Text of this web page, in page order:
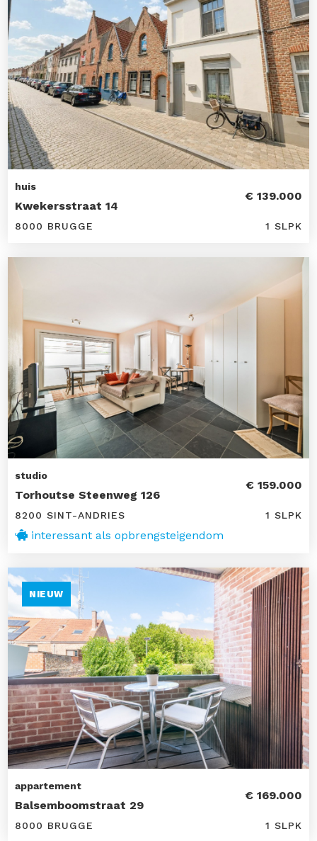
huis
Kwekersstraat 14
€ 139.000
8000 BRUGGE 1 SLPK
studio
Torhoutse Steenweg 126
€ 159.000
8200 SINT-ANDRIES 1 SLPK
interessant als opbrengsteigendom
NIEUW
appartement
Balsemboomstraat 29
€ 169.000
8000 BRUGGE 1 SLPK